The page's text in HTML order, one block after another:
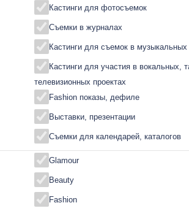
Кастинги для фотосъемок
Съемки в журналах
Кастинги для съемок в музыкальных
Кастинги для участия в вокальных,
телевизионных проектах
Fashion показы, дефиле
Выставки, презентации
Съемки для календарей, каталогов
Glamour
Beauty
Fashion